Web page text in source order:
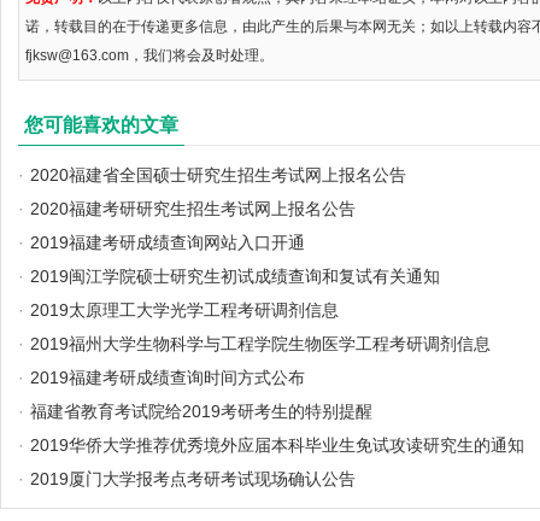
诺，转载目的在于传递更多信息，由此产生的后果与本网无关；如以上转载内容
fjksw@163.com，我们将会及时处理。
您可能喜欢的文章
· 2020福建省全国硕士研究生招生考试网上报名公告
· 2020福建考研研究生招生考试网上报名公告
· 2019福建考研成绩查询网站入口开通
· 2019闽江学院硕士研究生初试成绩查询和复试有关通知
· 2019太原理工大学光学工程考研调剂信息
· 2019福州大学生物科学与工程学院生物医学工程考研调剂信息
· 2019福建考研成绩查询时间方式公布
· 福建省教育考试院给2019考研考生的特别提醒
· 2019华侨大学推荐优秀境外应届本科毕业生免试攻读研究生的通知
· 2019厦门大学报考点考研考试现场确认公告